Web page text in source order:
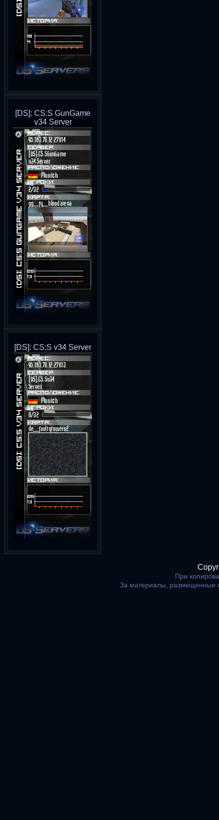
[DS]: CS:S GunGame
v34 Server
[DS]: CS:S v34 Server
При
За материалы, размещенные